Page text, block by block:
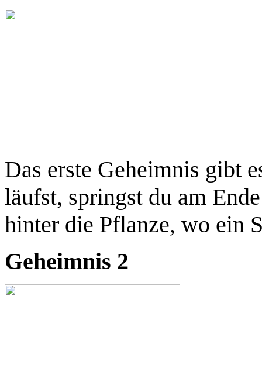
Das erste Geheimnis gibt
läufst, springst du am
hinter die Pflanze, wo ein
Geheimnis 2